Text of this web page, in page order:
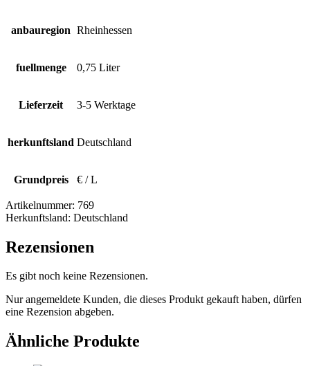
anbauregion Rheinhessen
fuellmenge 0,75 Liter
Lieferzeit 3-5 Werktage
herkunftsland Deutschland
Grundpreis € / L
Artikelnummer: 769
Herkunftsland: Deutschland
Rezensionen
Es gibt noch keine Rezensionen.
Nur angemeldete Kunden, die dieses Produkt gekauft haben, dürfen
eine Rezension abgeben.
Ähnliche Produkte